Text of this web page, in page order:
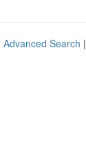
Advanced Search |